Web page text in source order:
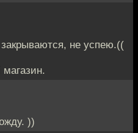
не успею.((
))